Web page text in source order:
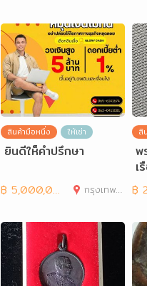
สินค้ามือหนึ่ง ให้เช่า
ยินดีให็คำปรึกษา
฿ 5,000,000 กรุงเทพมหานคร
สิ
พ
เ
฿